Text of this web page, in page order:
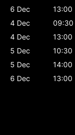
6 Dec
13:00
4 Dec
09:30
4 Dec
13:00
5 Dec
10:30
5 Dec
14:00
6 Dec
13:00